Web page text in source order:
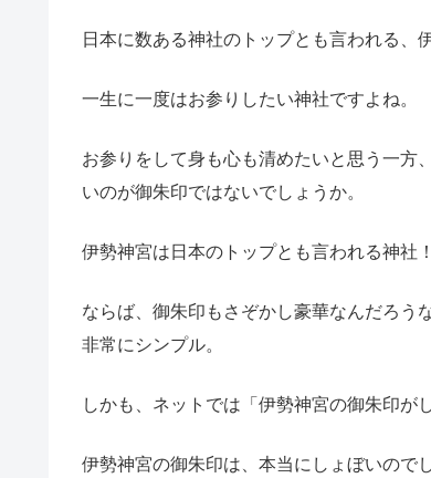
日本に数ある神社のトップとも言われる、
一生に一度はお参りしたい神社ですよね。
お参りをして身も心も清めたいと思う一方
いのが御朱印ではないでしょうか。
伊勢神宮は日本のトップとも言われる神社！
ならば、御朱印もさぞかし豪華なんだろ
非常にシンプル。
しかも、ネットでは「伊勢神宮の御朱印が
伊勢神宮の御朱印は、本当にしょぼいので